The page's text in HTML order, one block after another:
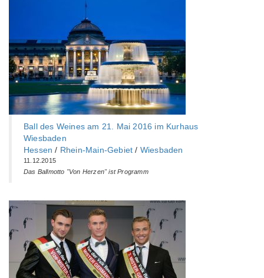
Ball des Weines am 21. Mai 2016 im Kurhaus
Wiesbaden
Hessen / Rhein-Main-Gebiet / Wiesbaden
11.12.2015
Das Ballmotto "Von Herzen" ist Programm